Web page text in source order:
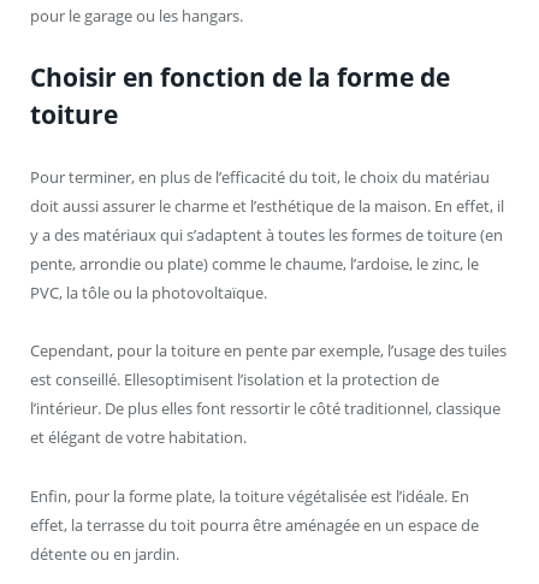
pour le garage ou les hangars.
Choisir en fonction de la forme de
toiture
Pour terminer, en plus de l’efficacité du toit, le choix du matériau
doit aussi assurer le charme et l’esthétique de la maison. En effet, il
y a des matériaux qui s’adaptent à toutes les formes de toiture (en
pente, arrondie ou plate) comme le chaume, l’ardoise, le zinc, le
PVC, la tôle ou la photovoltaïque.
Cependant, pour la toiture en pente par exemple, l’usage des tuiles
est conseillé. Ellesoptimisent l’isolation et la protection de
l’intérieur. De plus elles font ressortir le côté traditionnel, classique
et élégant de votre habitation.
Enfin, pour la forme plate, la toiture végétalisée est l’idéale. En
effet, la terrasse du toit pourra être aménagée en un espace de
détente ou en jardin.